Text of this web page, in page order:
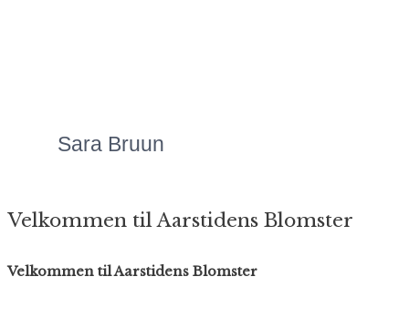
Sara Bruun
Velkommen til Aarstidens Blomster
Velkommen til Aarstidens Blomster